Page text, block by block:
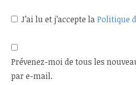
J’ai lu et j’accepte laPolitique
Prévenez-moi de tous les
par e-mail.